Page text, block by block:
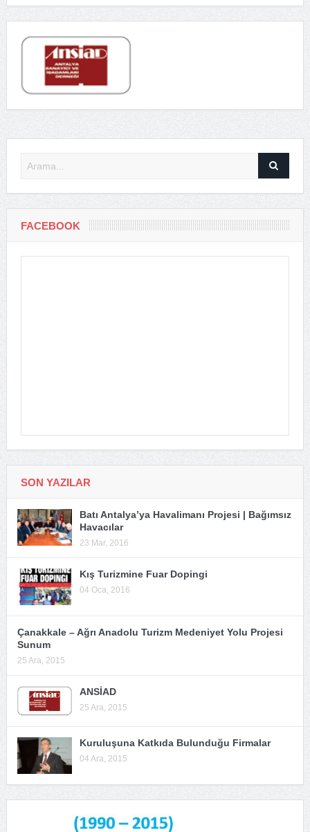
FACEBOOK
SON YAZILAR
Batı Antalya’ya Havalimanı Projesi | Bağımsız
Havacılar
23 Mar, 2016
Kış Turizmine Fuar Dopingi
04 Oca, 2016
Çanakkale – Ağrı Anadolu Turizm Medeniyet Yolu Projesi
Sunum
25 Ara, 2015
ANSİAD
25 Ara, 2015
Kuruluşuna Katkıda Bulunduğu Firmalar
04 Ara, 2015